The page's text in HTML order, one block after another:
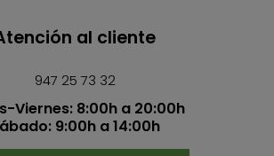
al cliente
947 25 73 32
Viernes: 8:00h a 20:00h
9:00h a 14:00h